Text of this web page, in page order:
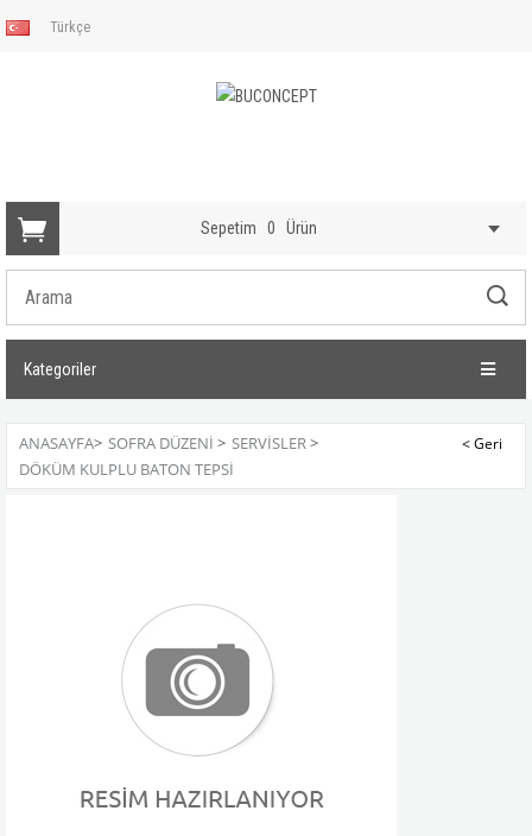
Türkçe
Sepetim 0 Ürün
Kategoriler
ANASAYFA> SOFRA DÜZENI > SERVISLER>
DÖKÜM KULPLU BATON TEPSI